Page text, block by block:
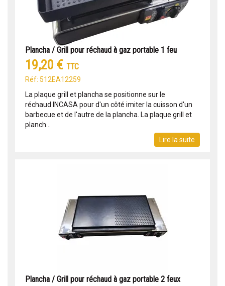
Plancha / Grill pour réchaud à gaz portable 1 feu
19,20 € TTC
Réf: 512EA12259
La plaque grill et plancha se positionne sur le
réchaud INCASA pour d'un côté imiter la cuisson d'un
barbecue et de l'autre de la plancha. La plaque grill et
planch...
Lire la suite
Plancha / Grill pour réchaud à gaz portable 2 feux